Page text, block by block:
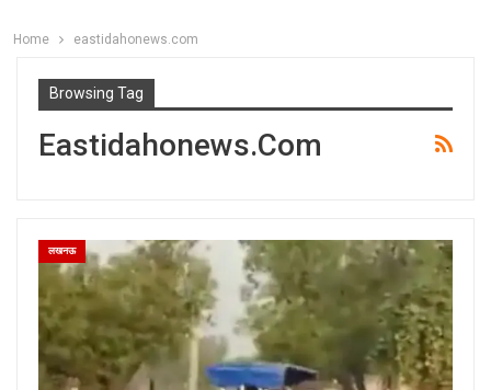
Home eastidahonews.com
Browsing Tag
Eastidahonews.com
लखनऊ